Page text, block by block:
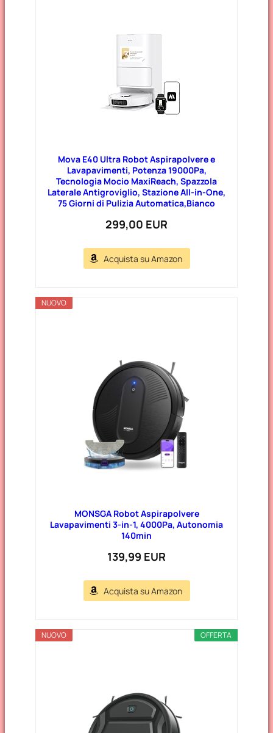
Mova E40 Ultra Robot Aspirapolvere e
Lavapavimenti, Potenza 19000Pa,
Tecnologia Mocio MaxiReach, Spazzola
Laterale Antigroviglio, Stazione All-in-One,
75 Giorni di Pulizia Automatica,Bianco
299,00 EUR
Acquista su Amazon
NUOVO
MONSGA Robot Aspirapolvere
Lavapavimenti 3-in-1, 4000Pa, Autonomia
140min
139,99 EUR
Acquista su Amazon
OFFERTA
NUOVO